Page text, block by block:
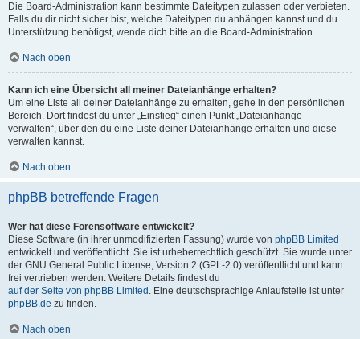
Die Board-Administration kann bestimmte Dateitypen zulassen oder verbieten.
Falls du dir nicht sicher bist, welche Dateitypen du anhängen kannst und du
Unterstützung benötigst, wende dich bitte an die Board-Administration.
Nach oben
Kann ich eine Übersicht all meiner Dateianhänge erhalten?
Um eine Liste all deiner Dateianhänge zu erhalten, gehe in den persönlichen
Bereich. Dort findest du unter „Einstieg“ einen Punkt „Dateianhänge
verwalten“, über den du eine Liste deiner Dateianhänge erhalten und diese
verwalten kannst.
Nach oben
phpBB betreffende Fragen
Wer hat diese Forensoftware entwickelt?
Diese Software (in ihrer unmodifizierten Fassung) wurde von phpBB Limited
entwickelt und veröffentlicht. Sie ist urheberrechtlich geschützt. Sie wurde unter
der GNU General Public License, Version 2 (GPL-2.0) veröffentlicht und kann
frei vertrieben werden. Weitere Details findest du
auf der Seite von phpBB Limited . Eine deutschsprachige Anlaufstelle ist unter
phpBB.de zu finden.
Nach oben